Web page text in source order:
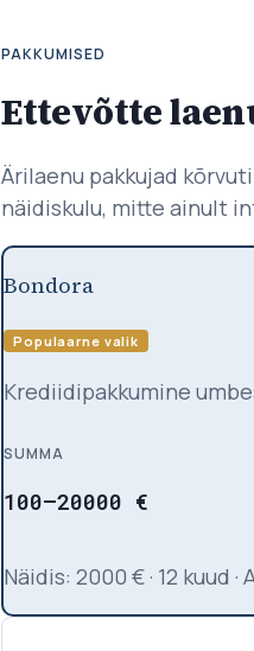
PAKKUMISED
Ettevõtte
Ärilaenu pakkujad
näidiskulu, mitte ainult
Bondora
Populaarne valik
Krediidipakkumine
SUMMA
100–20000 €
Näidis: 2000 € · 12 kuud ·